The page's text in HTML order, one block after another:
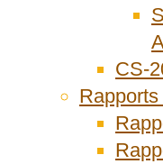
CS-
Rapports